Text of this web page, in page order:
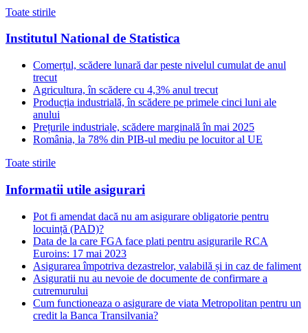
Toate stirile
Institutul National de Statistica
Comerțul, scădere lunară dar peste nivelul cumulat de anul
trecut
Agricultura, în scădere cu 4,3% anul trecut
Producția industrială, în scădere pe primele cinci luni ale
anului
Prețurile industriale, scădere marginală în mai 2025
România, la 78% din PIB-ul mediu pe locuitor al UE
Toate stirile
Informatii utile asigurari
Pot fi amendat dacă nu am asigurare obligatorie pentru
locuință (PAD)?
Data de la care FGA face plati pentru asigurarile RCA
Euroins: 17 mai 2023
Asigurarea împotriva dezastrelor, valabilă și in caz de faliment
Asiguratii nu au nevoie de documente de confirmare a
cutremurului
Cum functioneaza o asigurare de viata Metropolitan pentru un
credit la Banca Transilvania?